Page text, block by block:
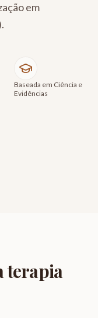
em
Baseada em Ciência e
Evidências
terapia